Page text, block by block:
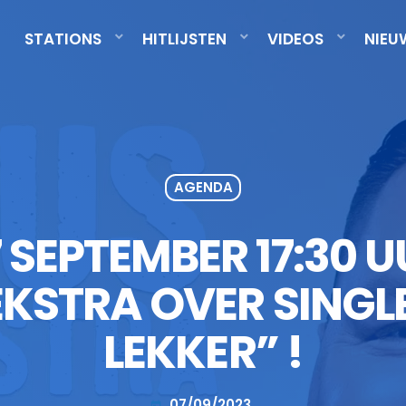
STATIONS HITLIJSTEN VIDEOS
AGENDA
17:30
OVER
LEKKER” !